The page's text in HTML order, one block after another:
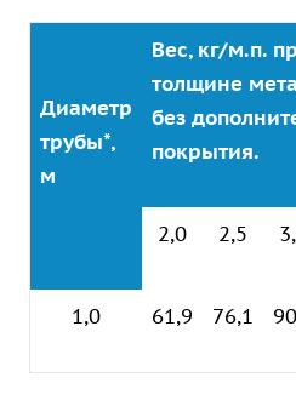
Диаметр
трубы*,
м
Вес, кг/м.п.
толщине
без
покрытия.
2,0 2,5
1,0 61,9 76,1